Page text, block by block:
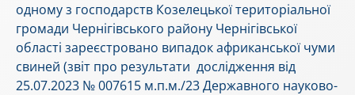
одному з господарств Козелецької територіальної
громади Чернігівського району Чернігівської
області зареєстровано випадок африканської чуми
свиней (звіт про результати дослідження від
25.07.2023 № 007615 м.п.м./23 Державного науково-